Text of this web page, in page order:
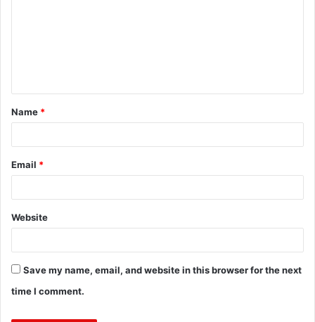
t
*
Name *
Email *
Website
Save my name, email, and website in this browser for the next
time I comment.